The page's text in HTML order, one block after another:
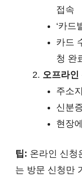
접속
‘카드
카드
청 완
오프라인
주소
신분
현장
팁: 온라인 신청
는 방문 신청만